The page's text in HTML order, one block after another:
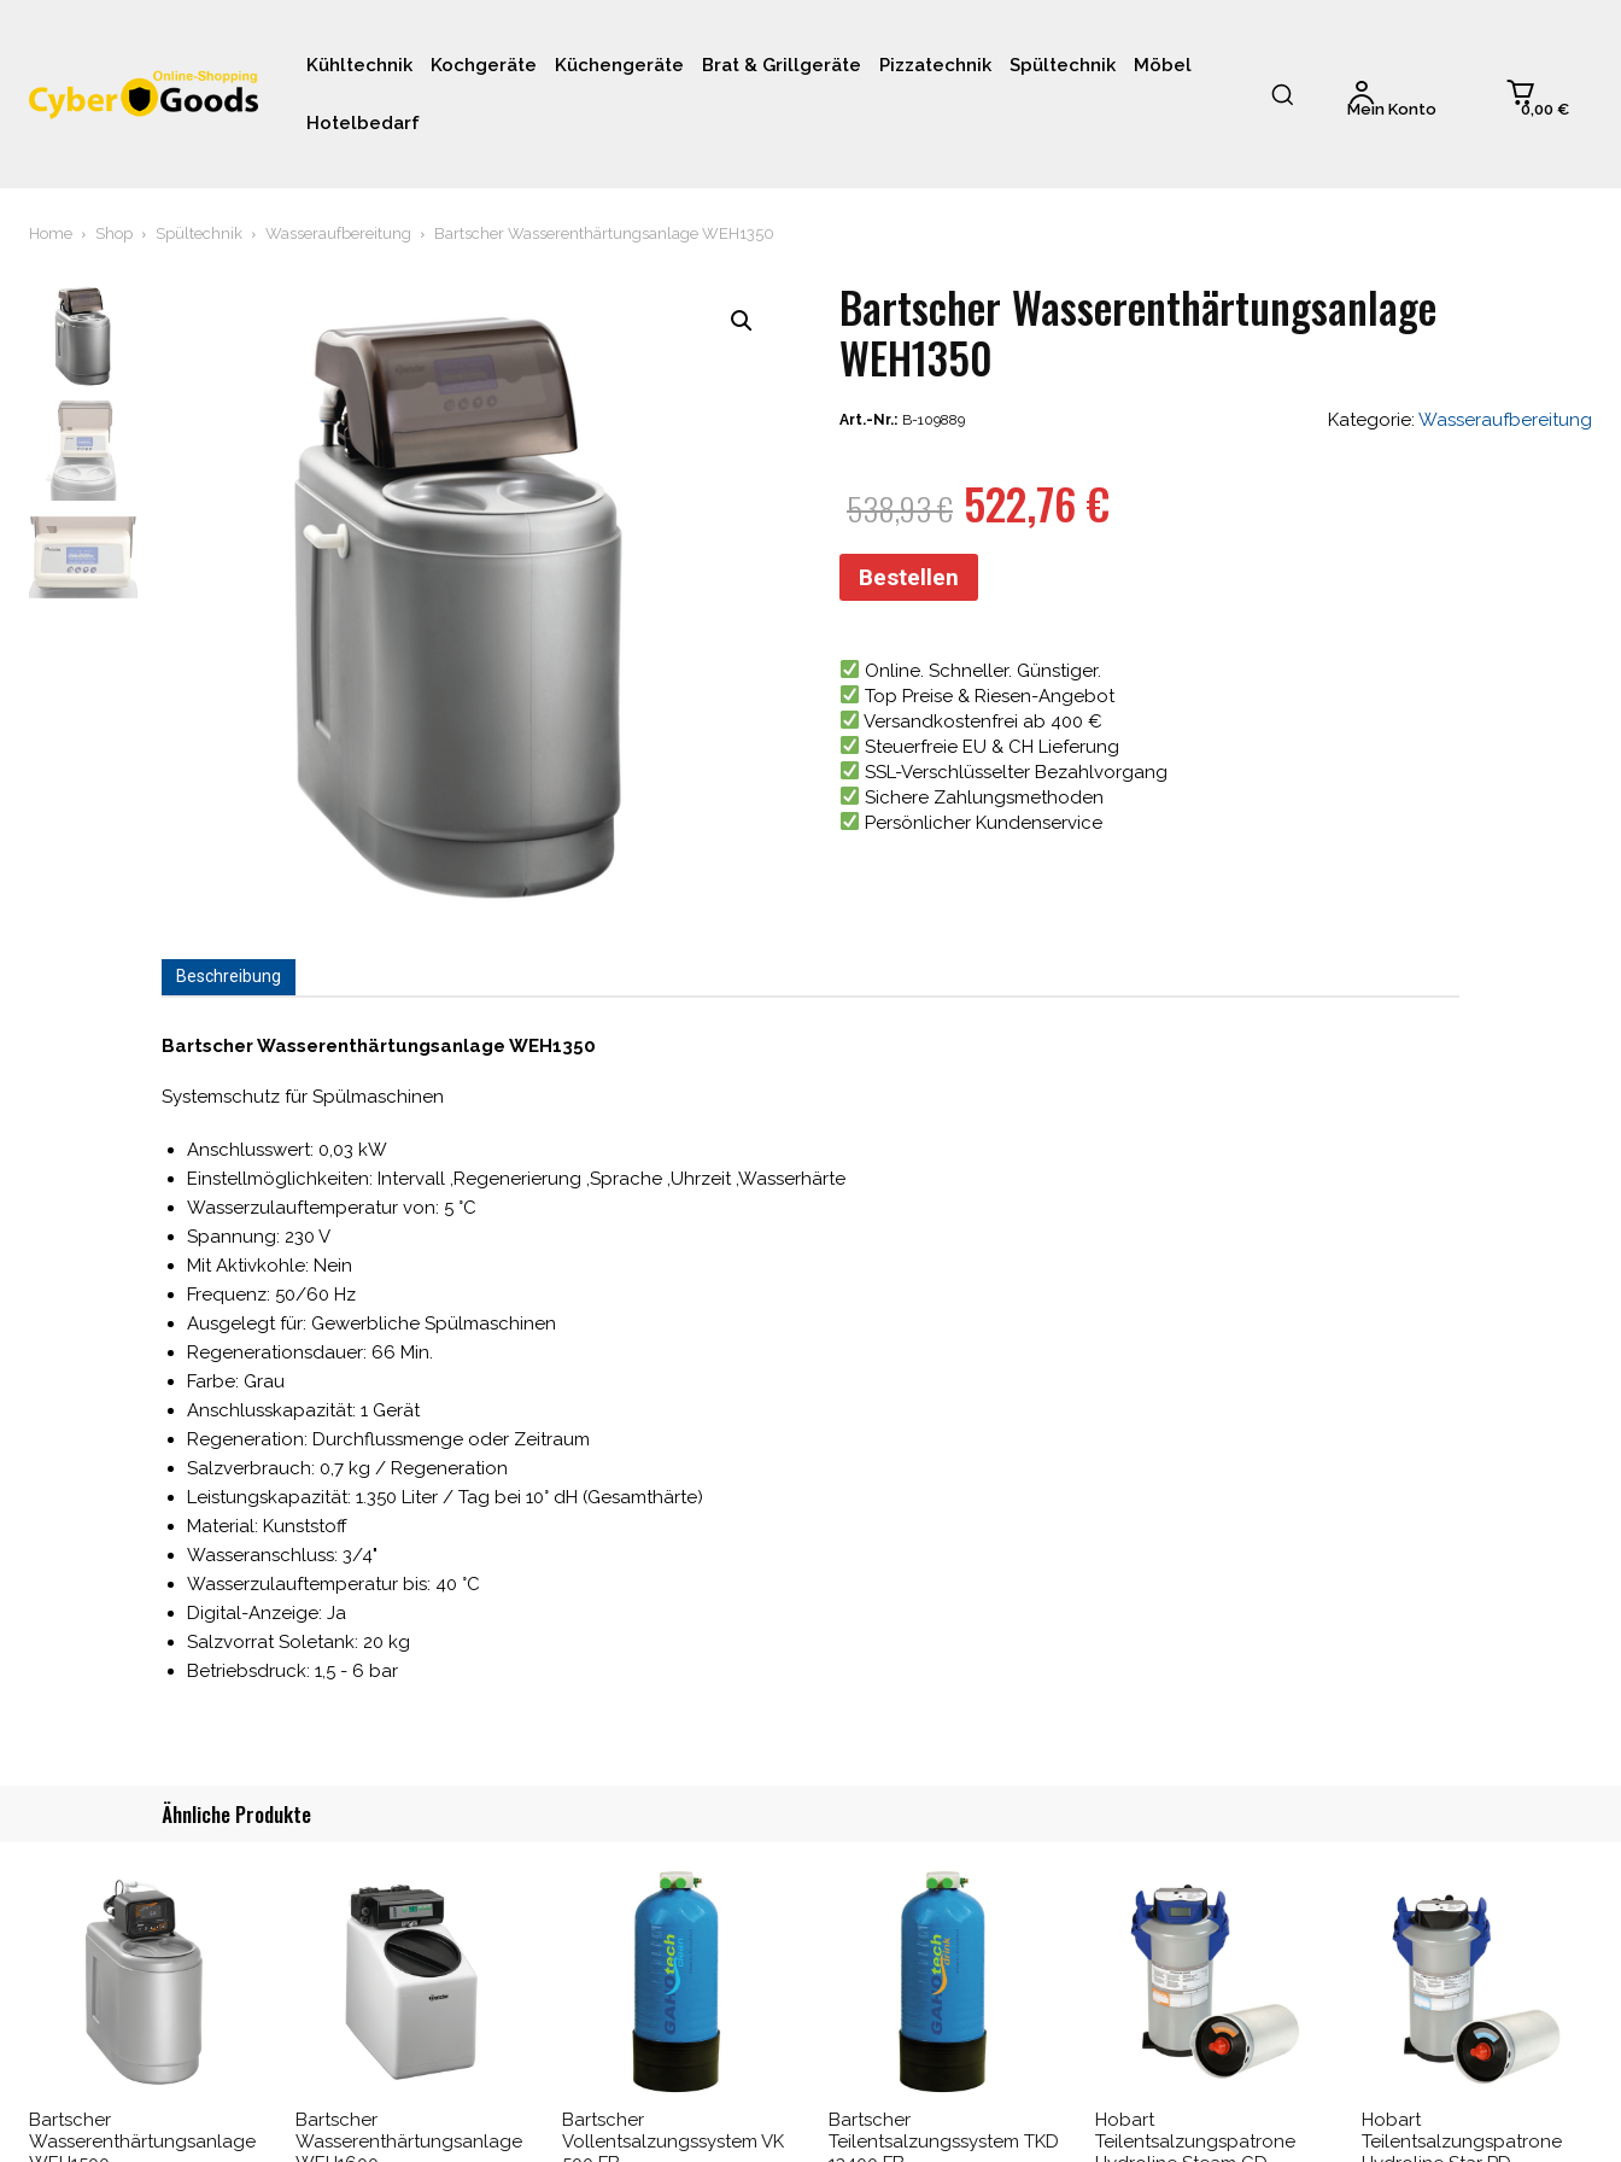
Kühltechnik Kochgeräte Küchengeräte Brat & Grillgeräte Pizzatechnik Spültechnik Möbel
Hotelbedarf
Mein Konto 0,00 €
Home Shop Spültechnik Wasseraufbereitung Bartscher Wasserenthärtungsanlage WEH1350
Bartscher Wasserenthärtungsanlage
WEH1350
Art.-Nr.: B-109889 Kategorie: Wasseraufbereitung
538,93€ Ursprünglicher
Preis
war:
522,76€
Bestellen
Online. Schneller. Günstiger.
Top Preise & Riesen-Angebot
Versandkostenfrei ab 400 €
Steuerfreie EU & CH Lieferung
SSL-Verschlüsselter Bezahlvorgang
Sichere Zahlungsmethoden
Persönlicher Kundenservice
Beschreibung
Bartscher Wasserenthärtungsanlage WEH1350
Systemschutz für Spülmaschinen
Anschlusswert: 0,03 kW
Einstellmöglichkeiten: Intervall ,Regenerierung ,Sprache ,Uhrzeit ,Wasserhärte
Wasserzulauftemperatur von: 5 °C
Spannung: 230 V
Mit Aktivkohle: Nein
Frequenz: 50/60 Hz
Ausgelegt für: Gewerbliche Spülmaschinen
Regenerationsdauer: 66 Min.
Farbe: Grau
Anschlusskapazität: 1 Gerät
Regeneration: Durchflussmenge oder Zeitraum
Salzverbrauch: 0,7 kg / Regeneration
Leistungskapazität: 1.350 Liter / Tag bei 10° dH (Gesamthärte)
Material: Kunststoff
Wasseranschluss: 3/4"
Wasserzulauftemperatur bis: 40 °C
Digital-Anzeige: Ja
Salzvorrat Soletank: 20 kg
Betriebsdruck: 1,5 - 6 bar
Ähnliche Produkte
Bartscher
Wasserenthärtungsanlage
Bartscher
Wasserenthärtungsanlage
Bartscher
Vollentsalzungssystem VK
Bartscher
Teilentsalzungssystem TKD
Hobart
Teilentsalzungspatrone
Hobart
Teilentsalzungspatrone